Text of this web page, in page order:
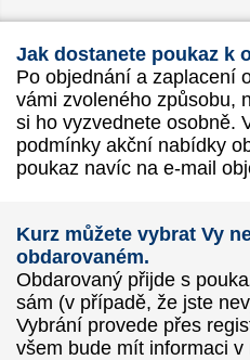
Jak dostanete poukaz k
Po objednání a zaplacení
vámi zvoleného způsobu,
si ho vyzvednete osobně.
podmínky akční nabídky
poukaz navíc na e-mail
Kurz můžete vybrat Vy
obdarovaném.
Obdarovaný přijde s
sám (v případě, že jste
Vybrání provede přes
všem bude mít informaci